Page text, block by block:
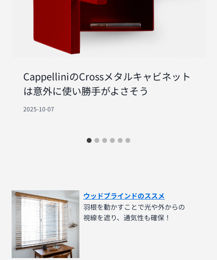
CappelliniのCrossメタルキャビネット
は意外に使い勝手がよさそう
2025-10-07
ウッドブラインドのススメ
羽根を動かすことで光や外からの
視線を遮り、通気性も確保！